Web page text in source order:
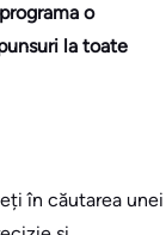
o
la toate
în căutarea unei